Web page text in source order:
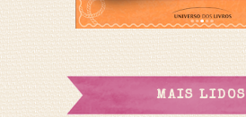
MAIS LIDOS